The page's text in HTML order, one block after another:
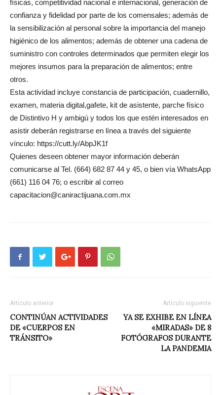
físicas, competitividad nacional e internacional, generación de
confianza y fidelidad por parte de los comensales; además de
la sensibilización al personal sobre la importancia del manejo
higiénico de los alimentos; además de obtener una cadena de
suministro con controles determinados que permiten elegir los
mejores insumos para la preparación de alimentos; entre
otros.
Esta actividad incluye constancia de participación, cuadernillo,
examen, materia digital,gafete, kit de asistente, parche físico
de Distintivo H y ambigú y todos los que estén interesados en
asistir deberán registrarse en línea a través del siguiente
vínculo: https://cutt.ly/AbpJK1f
Quienes deseen obtener mayor información deberán
comunicarse al Tel. (664) 682 87 44 y 45, o bien vía WhatsApp
(661) 116 04 76; o escribir al correo
capacitacion@caniractijuana.com.mx
Artículo anterior
CONTINÚAN ACTIVIDADES
DE «CUERPOS EN
TRÁNSITO»
Artículo siguiente
YA SE EXHIBE EN LÍNEA
«MIRADAS» DE 8
FOTÓGRAFOS DURANTE
LA PANDEMIA